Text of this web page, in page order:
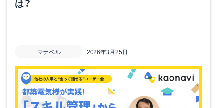
は？
マナベル 2026年3月25日